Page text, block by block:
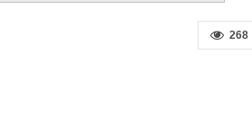
268